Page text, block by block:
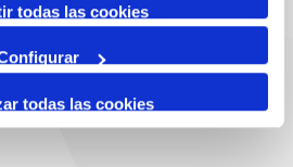
todas las cookies
todas las cookies